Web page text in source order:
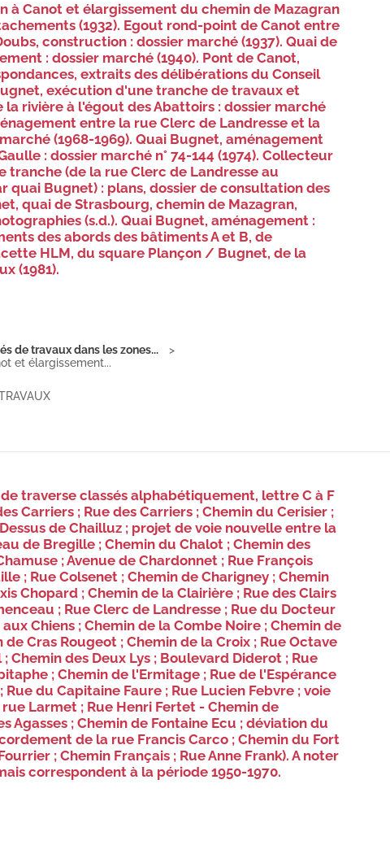
à Canot et élargissement du chemin de Mazagran
(1932). Egout rond-point de Canot entre
construction : dossier marché (1937). Quai de
: dossier marché (1940). Pont de Canot,
extraits des délibérations du Conseil
exécution d'une tranche de travaux et
rivière à l'égout des Abattoirs : dossier marché
entre la rue Clerc de Landresse et la
(1968-1969). Quai Bugnet, aménagement
: dossier marché n° 74-144 (1974). Collecteur
tranche (de la rue Clerc de Landresse au
quai Bugnet) : plans, dossier de consultation des
quai de Strasbourg, chemin de Mazagran,
(s.d.). Quai Bugnet, aménagement :
des abords des bâtiments A et B, de
HLM, du square Plançon / Bugnet, de la
(1981).
de travaux dans les zones...
et élargissement...
traverse classés alphabétiquement, lettre C à F
Carriers ; Rue des Carriers ; Chemin du Cerisier ;
de Chailluz ; projet de voie nouvelle entre la
de Bregille ; Chemin du Chalot ; Chemin des
; Avenue de Chardonnet ; Rue François
; Rue Colsenet ; Chemin de Charigney ; Chemin
Chopard ; Chemin de la Clairière ; Rue des Clairs
; Rue Clerc de Landresse ; Rue du Docteur
Chiens ; Chemin de la Combe Noire ; Chemin de
de Cras Rougeot ; Chemin de la Croix ; Rue Octave
Chemin des Deux Lys ; Boulevard Diderot ; Rue
; Chemin de l'Ermitage ; Rue de l'Espérance
Rue du Capitaine Faure ; Rue Lucien Febvre ; voie
Larmet ; Rue Henri Fertet - Chemin de
Agasses ; Chemin de Fontaine Ecu ; déviation du
de la rue Francis Carco ; Chemin du Fort
; Chemin Français ; Rue Anne Frank). A noter
correspondent à la période 1950-1970.